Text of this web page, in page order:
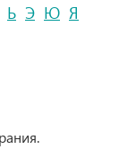
Ь Э Ю Я